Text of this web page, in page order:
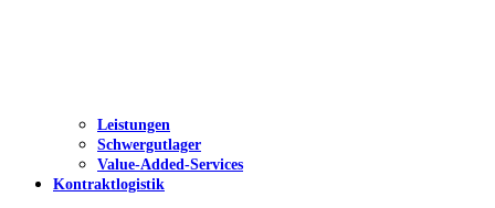
Leistungen
Schwergutlager
Value-Added-Services
Kontraktlogistik